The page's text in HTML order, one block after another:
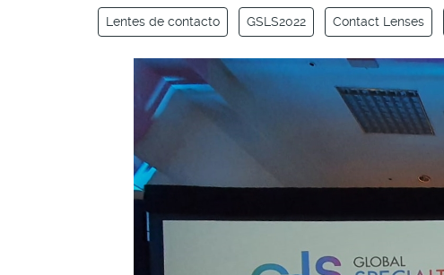
Lentes de contacto GSLS2022 Contact Lenses